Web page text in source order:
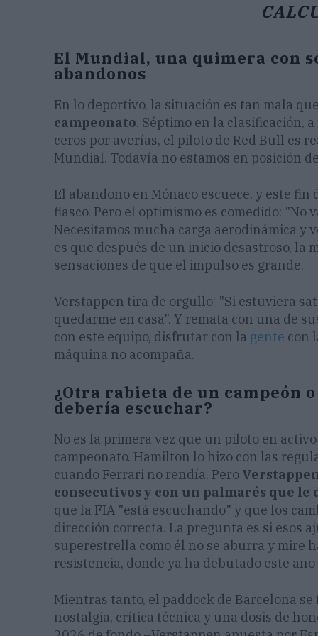
El Mundial, una quimera con
abandonos
En lo deportivo, la situación es tan mala que
campeonato. Séptimo en la clasificación,
ceros por averías, el piloto de Red Bull es
Mundial. Todavía no estamos en posición
El abandono en Mónaco escuece, y este
fiasco. Pero el optimismo es comedido:
Necesitamos mucha carga aerodinámica y
es que después de un inicio desastroso, la
sensaciones de que el impulso es grande.
Verstappen tira de orgullo: "Si estuviera
quedarme en casa". Y remata con una de
con este equipo, disfrutar con la gente con
máquina no acompaña.
¿Otra rabieta de un campeón
debería escuchar?
No es la primera vez que un piloto en
campeonato. Hamilton lo hizo con las
cuando Ferrari no rendía. Pero
consecutivos y con un palmarés que
que la FIA "está escuchando" y que los
dirección correcta. La pregunta es si esos
superestrella como él no se aburra y mire
resistencia, donde ya ha debutado este
Mientras tanto, el paddock de Barcelona
nostalgia, crítica técnica y una dosis de